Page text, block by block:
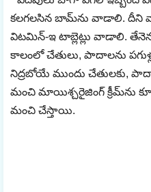
కలగలసిన బామ్‌ను వాడాలి. దీని
విటమిన్‌-ఇ టాబ్లెట్లు వాడాలి.
కాలంలో చేతులు, పాదాలను
నిద్రబోయే ముందు చేతులకు,
మంచి మాయిశ్చరైజింగ్‌ క్రీమ్‌ను
మంచి చేస్తాయి.